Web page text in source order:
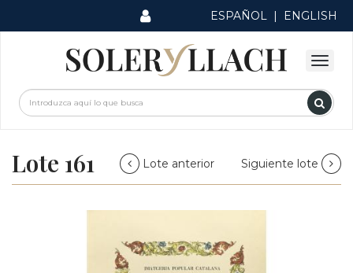
ESPAÑOL | ENGLISH
Lote 161 Lote anterior Siguiente lote